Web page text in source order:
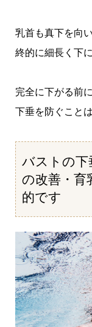
乳首も真下を向
終的に細長く下
完全に下がる前
下垂を防ぐこと
バストの下
の改善・育
的です